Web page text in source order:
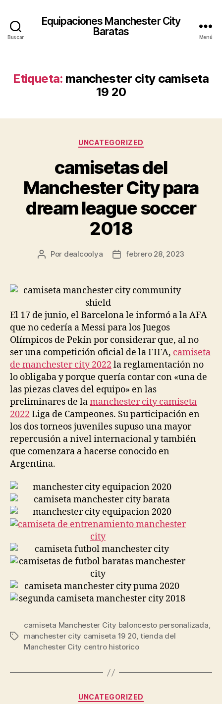
Buscar
Equipaciones Manchester City
Baratas
Menú
Etiqueta: manchester city camiseta
19 20
Categorías
UNCATEGORIZED
camisetas del
Manchester City para
dream league soccer
2018
Autor
entrada
Por dealcoolya
Fecha
entrada
febrero 28, 2023
El 17 de junio, el Barcelona le informó a la AFA
que no cedería a Messi para los Juegos
Olímpicos de Pekín por considerar que, al no
ser una competición oficial de la FIFA, camiseta
de manchester city 2022 la reglamentación no
lo obligaba y porque quería contar con «una de
las piezas claves del equipo» en las
preliminares de lamanchester city camiseta
2022 Liga de Campeones. Su participación en
los dos torneos juveniles supuso una mayor
repercusión a nivel internacional y también
que comenzara a hacerse conocido en
Argentina.
Etiquetas
camiseta Manchester City baloncesto personalizada,
manchester city camiseta 19 20, tienda del
Manchester City centro historico
Categorías
UNCATEGORIZED